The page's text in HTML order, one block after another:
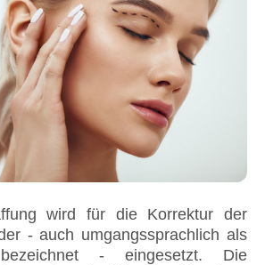
wird für die Korrektur der
- auch umgangssprachlich als
- eingesetzt. Die